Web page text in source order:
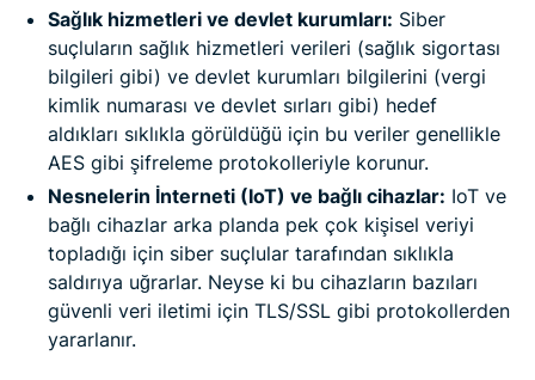
Sağlık hizmetleri ve devlet kurumları: Siber
suçluların sağlık hizmetleri verileri (sağlık sigortası
bilgileri gibi) ve devlet kurumları bilgilerini (vergi
kimlik numarası ve devlet sırları gibi) hedef
aldıkları sıklıkla görüldüğü için bu veriler genellikle
AES gibi şifreleme protokolleriyle korunur.
Nesnelerin İnterneti (IoT) ve bağlı cihazlar: IoT ve
bağlı cihazlar arka planda pek çok kişisel veriyi
topladığı için siber suçlular tarafından sıklıkla
saldırıya uğrarlar. Neyse ki bu cihazların bazıları
güvenli veri iletimi için TLS/SSL gibi protokollerden
yararlanır.